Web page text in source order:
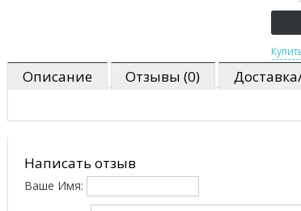
Описание Отзывы (0)
Написать отзыв
Ваше Имя: